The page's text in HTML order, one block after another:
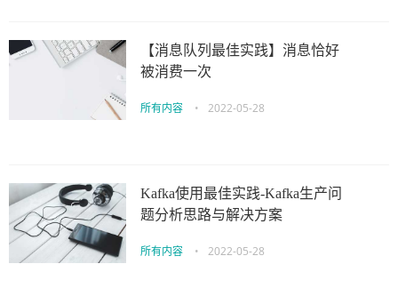
【消息队列最佳实践】消息恰好
被消费一次
所有内容 • 2022-05-28
Kafka使用最佳实践-Kafka生产问
题分析思路与解决方案
所有内容 • 2022-05-28